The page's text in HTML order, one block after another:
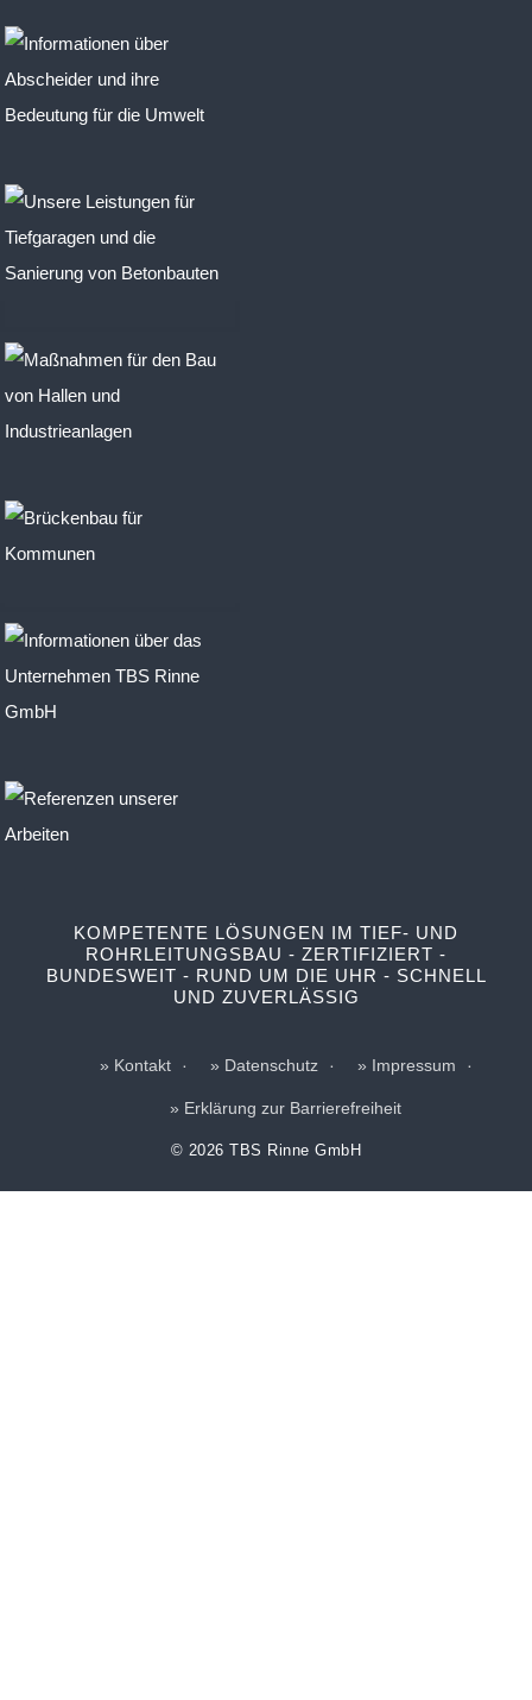
KOMPETENTE LÖSUNGEN IM TIEF- UND
ROHRLEITUNGSBAU - ZERTIFIZIERT -
BUNDESWEIT - RUND UM DIE UHR - SCHNELL
UND ZUVERLÄSSIG
Kontakt Datenschutz Impressum
Erklärung zur Barrierefreiheit
© 2026 TBS Rinne GmbH